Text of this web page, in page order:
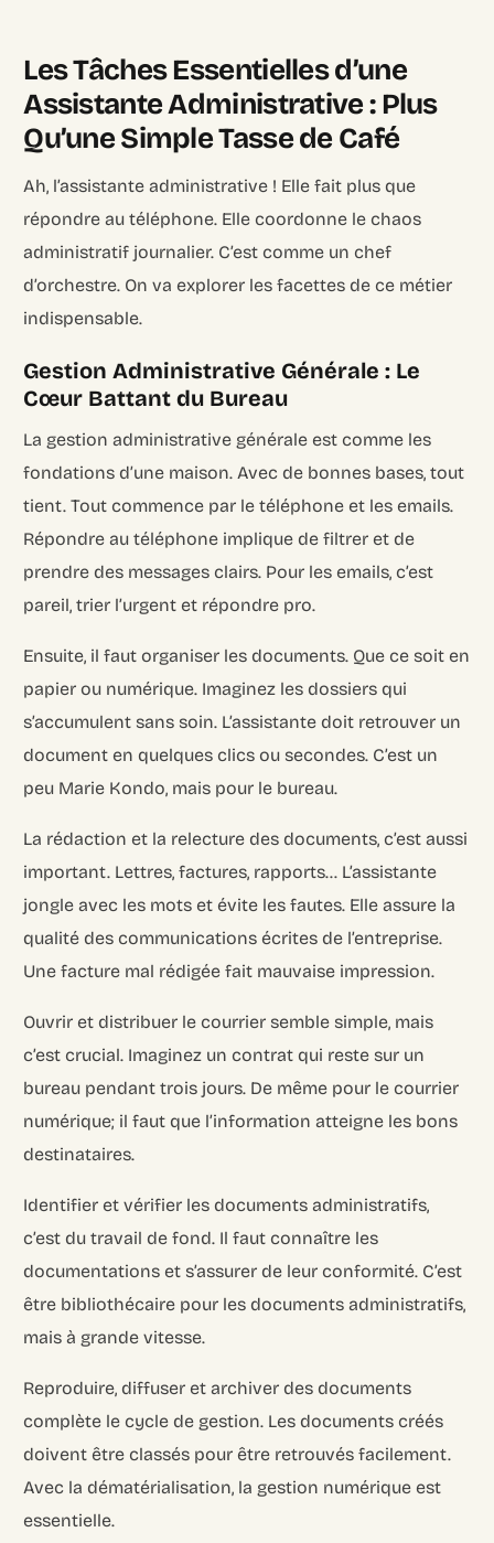
Les Tâches Essentielles d’une
Assistante Administrative : Plus
Qu’une Simple Tasse de Café
Ah, l’assistante administrative ! Elle fait plus que
répondre au téléphone. Elle coordonne le chaos
administratif journalier. C’est comme un chef
d’orchestre. On va explorer les facettes de ce métier
indispensable.
Gestion Administrative Générale : Le
Cœur Battant du Bureau
La gestion administrative générale est comme les
fondations d’une maison. Avec de bonnes bases, tout
tient. Tout commence par le téléphone et les emails.
Répondre au téléphone implique de filtrer et de
prendre des messages clairs. Pour les emails, c’est
pareil, trier l’urgent et répondre pro.
Ensuite, il faut organiser les documents. Que ce soit en
papier ou numérique. Imaginez les dossiers qui
s’accumulent sans soin. L’assistante doit retrouver un
document en quelques clics ou secondes. C’est un
peu Marie Kondo, mais pour le bureau.
La rédaction et la relecture des documents, c’est aussi
important. Lettres, factures, rapports… L’assistante
jongle avec les mots et évite les fautes. Elle assure la
qualité des communications écrites de l’entreprise.
Une facture mal rédigée fait mauvaise impression.
Ouvrir et distribuer le courrier semble simple, mais
c’est crucial. Imaginez un contrat qui reste sur un
bureau pendant trois jours. De même pour le courrier
numérique; il faut que l’information atteigne les bons
destinataires.
Identifier et vérifier les documents administratifs,
c’est du travail de fond. Il faut connaître les
documentations et s’assurer de leur conformité. C’est
être bibliothécaire pour les documents administratifs,
mais à grande vitesse.
Reproduire, diffuser et archiver des documents
complète le cycle de gestion. Les documents créés
doivent être classés pour être retrouvés facilement.
Avec la dématérialisation, la gestion numérique est
essentielle.